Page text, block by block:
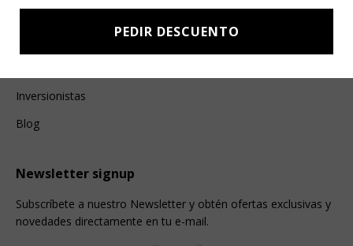
Conocenos
Inversionistas
Blog
Newsletter signup
Subscríbete a nuestro Newsletter y obtén ofertas exclusivas y
novedades directamente en tu e-mail.
PEDIR DESCUENTO